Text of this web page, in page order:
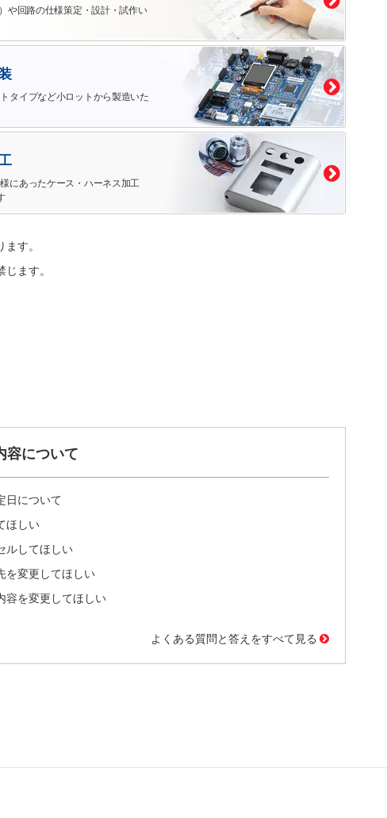
や回路の仕様策定・設計・試作い
タイプなど小ロットから製造いた
にあったケース・ハーネス加工
す。
ます。
容について
日について
ほしい
ルしてほしい
を変更してほしい
容を変更してほしい
よくある質問と答えをすべて見る